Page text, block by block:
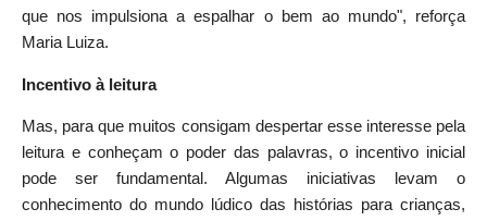
que nos impulsiona a espalhar o bem ao mundo", reforça
Maria Luiza.
Incentivo à leitura
Mas, para que muitos consigam despertar esse interesse pela
leitura e conheçam o poder das palavras, o incentivo inicial
pode ser fundamental. Algumas iniciativas levam o
conhecimento do mundo lúdico das histórias para crianças,